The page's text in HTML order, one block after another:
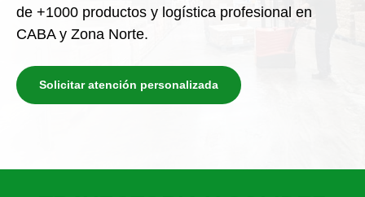
de +1000 productos y logística profesional en
CABA y Zona Norte.
Solicitar atención personalizada